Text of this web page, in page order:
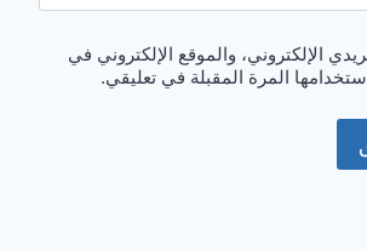
الإلكتروني، والموقع الإلكتروني في
المرة المقبلة في تعليقي.